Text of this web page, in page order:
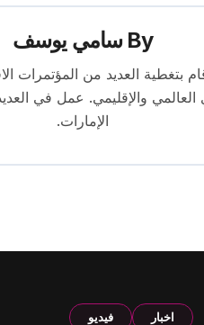
By سامي يوسف
بخبرة 12 عامًا، قام بتغطية العديد من
العالمي والإقليمي. عمل في
الإمارات.
اخبار
فيديو